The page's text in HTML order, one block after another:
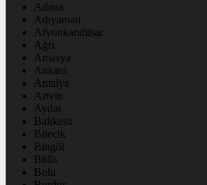
Adana
Adıyaman
Afyonkarahisar
Ağrı
Amasya
Ankara
Antalya
Artvin
Aydın
Balıkesir
Bilecik
Bingöl
Bitlis
Bolu